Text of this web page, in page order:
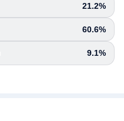
21.2%
60.6%
9.1%